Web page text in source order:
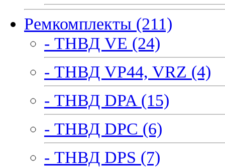
Ремкомплекты (211)
- ТНВД VE (24)
- ТНВД VP44, VRZ (4)
- ТНВД DPA (15)
- ТНВД DPC (6)
- ТНВД DPS (7)